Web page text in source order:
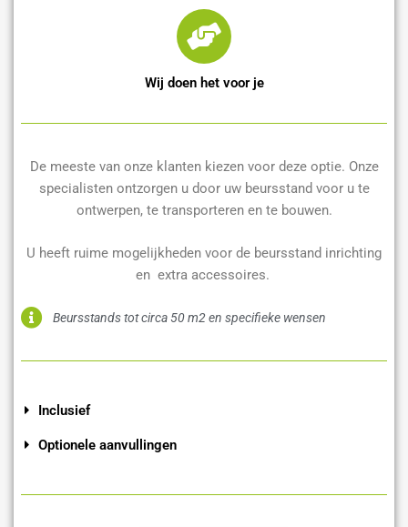
Wij doen het voor je
De meeste van onze klanten kiezen voor deze optie. Onze
specialisten ontzorgen u door uw beursstand voor u te
ontwerpen, te transporteren en te bouwen.
U heeft ruime mogelijkheden voor de beursstand inrichting
en extra accessoires.
Beursstands tot circa 50 m2 en specifieke wensen
Inclusief
Optionele aanvullingen